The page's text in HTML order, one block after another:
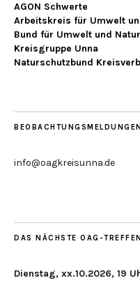
AGON Schwerte
Arbeitskreis für Umwelt
Bund für Umwelt und
Kreisgruppe Unna
Naturschutzbund
info@oagkreisunna.de
DAS NÄCHSTE OAG-
Dienstag, xx.10.2026, 19